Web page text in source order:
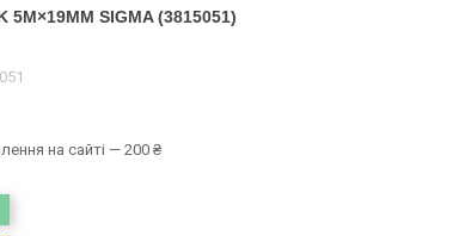
5М×19ММ SIGMA (3815051)
на сайті — 200 ₴